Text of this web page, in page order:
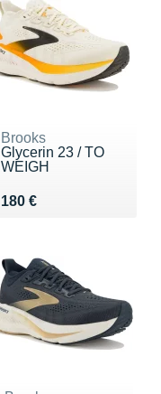
Brooks
Glycerin 23 / TO
WEIGH
180 €
Vendu 180 €